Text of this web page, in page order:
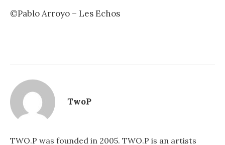
©Pablo Arroyo – Les Echos
TwoP
TWO.P was founded in 2005. TWO.P is an artists